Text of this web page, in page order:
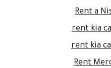
Rent a
rent kia
rent kia
Rent